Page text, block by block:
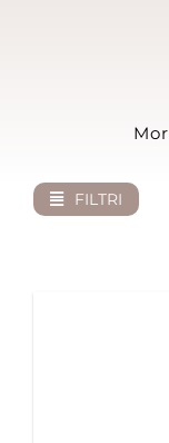
PROFESSIONAL
FILTRI